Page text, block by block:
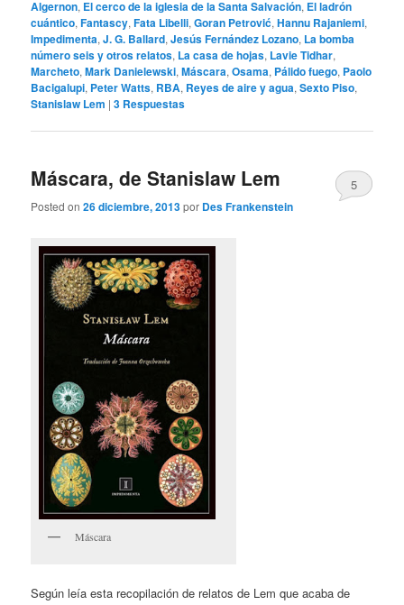
Algernon, El cerco de la iglesia de la Santa Salvación, El ladrón
cuántico,Fantascy,Fata Libelli,Goran Petrović,Hannu Rajaniemi,
Impedimenta,J. G. Ballard,Jesús Fernández Lozano, La bomba
número seis y otros relatos, La casa de hojas, Lavie Tidhar,
Marcheto,Mark Danielewski,Máscara,Osama, Pálido fuego, Paolo
Bacigalupi, Peter Watts, RBA, Reyes de aire y agua,Sexto Piso,
Stanislaw Lem |3 Respuestas
Máscara, de Stanislaw Lem
Posted on26 diciembre, 2013por Des Frankenstein
5
Máscara
Según leía esta recopilación de relatos de Lem que acaba de